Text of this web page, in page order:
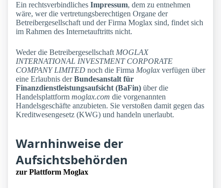
Ein rechtsverbindliches Impressum, dem zu entnehmen
wäre, wer die vertretungsberechtigen Organe der
Betreibergesellschaft und der Firma Moglax sind, findet sich
im Rahmen des Internetauftritts nicht.
Weder die Betreibergesellschaft MOGLAX
INTERNATIONAL INVESTMENT CORPORATE
COMPANY LIMITED noch die Firma Moglax verfügen über
eine Erlaubnis derBundesanstalt für
Finanzdienstleistungsaufsicht (BaFin) über die
Handelsplattform moglax.com die vorgenannten
Handelsgeschäfte anzubieten. Sie verstoßen damit gegen das
Kreditwesengesetz (KWG) und handeln unerlaubt.
Warnhinweise der
Aufsichtsbehörden
zur Plattform Moglax